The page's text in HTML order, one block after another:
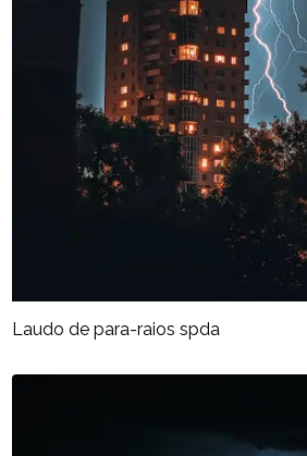
Laudo de para-raios spda